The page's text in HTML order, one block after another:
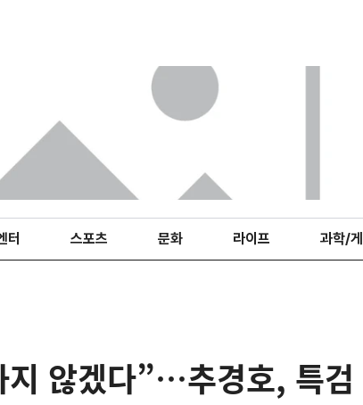
터 스포츠 문화 라이프 과학/
지 않겠다”…추경호, 특검